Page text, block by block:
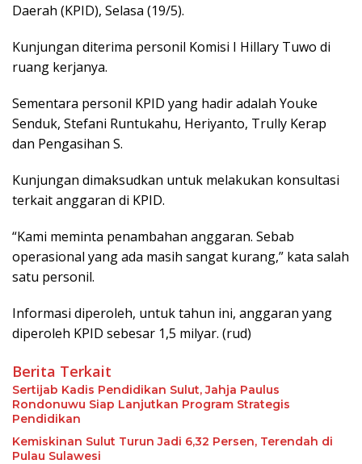
Daerah (KPID), Selasa (19/5).
Kunjungan diterima personil Komisi I Hillary Tuwo di
ruang kerjanya.
Sementara personil KPID yang hadir adalah Youke
Senduk, Stefani Runtukahu, Heriyanto, Trully Kerap
dan Pengasihan S.
Kunjungan dimaksudkan untuk melakukan konsultasi
terkait anggaran di KPID.
“Kami meminta penambahan anggaran. Sebab
operasional yang ada masih sangat kurang,” kata salah
satu personil.
Informasi diperoleh, untuk tahun ini, anggaran yang
diperoleh KPID sebesar 1,5 milyar. (rud)
Berita Terkait
Sertijab Kadis Pendidikan Sulut, Jahja Paulus
Rondonuwu Siap Lanjutkan Program Strategis
Pendidikan
Kemiskinan Sulut Turun Jadi 6,32 Persen, Terendah di
Pulau Sulawesi